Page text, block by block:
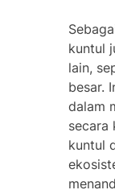
kuntul
lain,
besar.
dalam
secara
kuntul